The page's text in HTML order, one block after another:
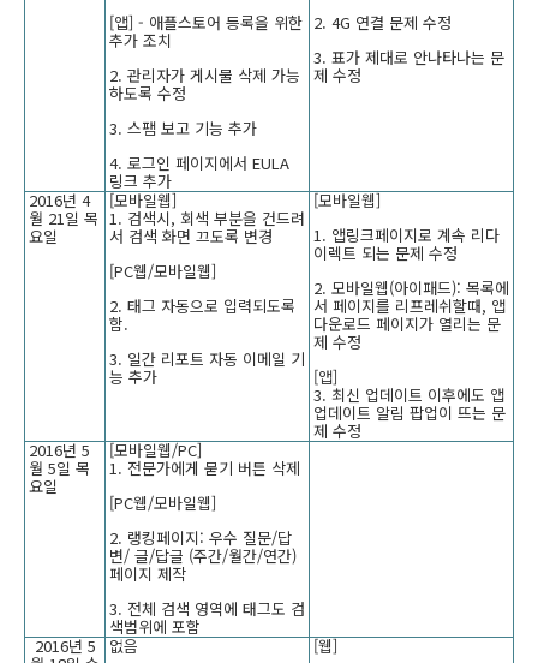
[앱] - 애플스토어 등록을 위한
추가 조치
2. 관리자가 게시물 삭제 가능
하도록 수정
3. 스팸 보고 기능 추가
4. 로그인 페이지에서 EULA
링크 추가
2. 4G 연결 문제 수정
3. 표가 제대로 안나타나는 문
제 수정
2016년 4
월 21일 목
요일
[모바일웹]
1. 검색시, 회색 부분을 건드려
서 검색 화면 끄도록 변경
[PC웹/모바일웹]
2. 태그 자동으로 입력되도록
함.
3. 일간 리포트 자동 이메일 기
능 추가
[모바일웹]
1. 앱링크페이지로 계속 리다
이렉트 되는 문제 수정
2. 모바일웹(아이패드): 목록에
서 페이지를 리프레쉬할때, 앱
다운로드 페이지가 열리는 문
제 수정
[앱]
3. 최신 업데이트 이후에도 앱
업데이트 알림 팝업이 뜨는 문
제 수정
2016년 5
월 5일 목
요일
[모바일웹/PC]
1. 전문가에게 묻기 버튼 삭제
[PC웹/모바일웹]
2. 랭킹페이지: 우수 질문/답
변/ 글/답글 (주간/월간/연간)
페이지 제작
3. 전체 검색 영역에 태그도 검
색범위에 포함
2016년 5
없음 [웹]